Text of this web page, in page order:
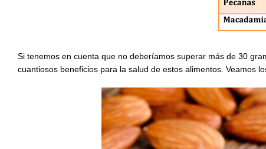
Si tenemos en cuenta que no deberíamos superar más de 30
cuantiosos beneficios para la salud de estos alimentos. Veamos